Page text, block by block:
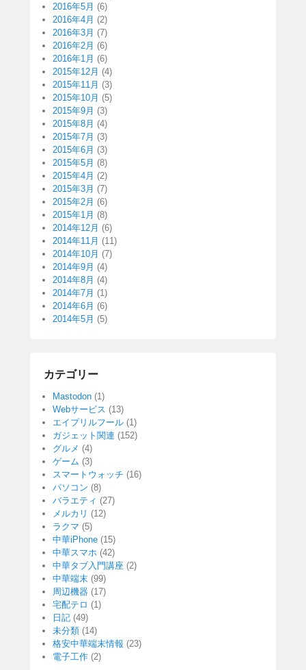
2016年5月 (6)
2016年4月 (2)
2016年3月 (7)
2016年2月 (6)
2016年1月 (6)
2015年12月 (4)
2015年11月 (3)
2015年10月 (5)
2015年9月 (3)
2015年8月 (4)
2015年7月 (3)
2015年6月 (3)
2015年5月 (8)
2015年4月 (2)
2015年3月 (7)
2015年2月 (6)
2015年1月 (8)
2014年12月 (6)
2014年11月 (11)
2014年10月 (7)
2014年9月 (4)
2014年8月 (4)
2014年7月 (1)
2014年6月 (6)
2014年5月 (5)
カテゴリー
Mastodon (1)
Webサービス (13)
エイプリルフール (1)
ガジェット関連 (152)
グルメ (4)
ゲーム (3)
スマートウォッチ (16)
パソコン (8)
バラエティ (27)
メルカリ (12)
ラクマ (5)
中華iPhone (15)
中華スマホ (42)
中華タブ入門講座 (2)
中華端末 (99)
周辺機器 (17)
宅配テロ (1)
日記 (49)
未分類 (14)
格安中華端末情報 (23)
電子工作 (2)